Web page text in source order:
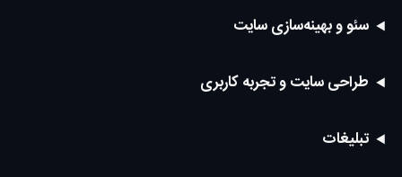
سئو و بهینه‌سازی سایت
طراحی سایت و تجربه کاربری
تبلیغات